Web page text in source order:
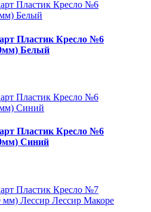
Пластик Кресло №6
Белый
Пластик Кресло №6
Синий